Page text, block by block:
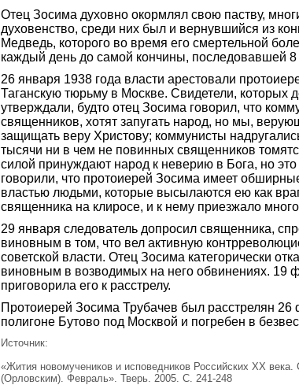
Отец Зосима духовно окормлял свою паству,
духовенство, среди них был и вернувшийся из
Медведь, которого во время его смертельной
каждый день до самой кончины, последовавшей 8
26 января 1938 года власти арестовали
Таганскую тюрьму в Москве. Свидетели, которых
утверждали, будто отец Зосима говорил, что
священников, хотят запугать народ, но мы,
защищать веру Христову; коммунисты
тысячи ни в чем не повинных священников
силой принуждают народ к неверию в Бога, но
говорили, что протоиерей Зосима имеет
властью людьми, которые высылаются ею как
священника на клиросе, и к нему приезжало
29 января следователь допросил священника,
виновным в том, что вел активную
советской власти. Отец Зосима категорически
виновным в возводимых на него обвинениях. 19
приговорила его к расстрелу.
Протоиерей Зосима Трубачев был расстрелян 26
полигоне Бутово под Москвой и погребен в
Источник:
«Жития новомучеников и исповедников Российских ХХ
(Орловским). Февраль». Тверь. 2005. С. 241-248